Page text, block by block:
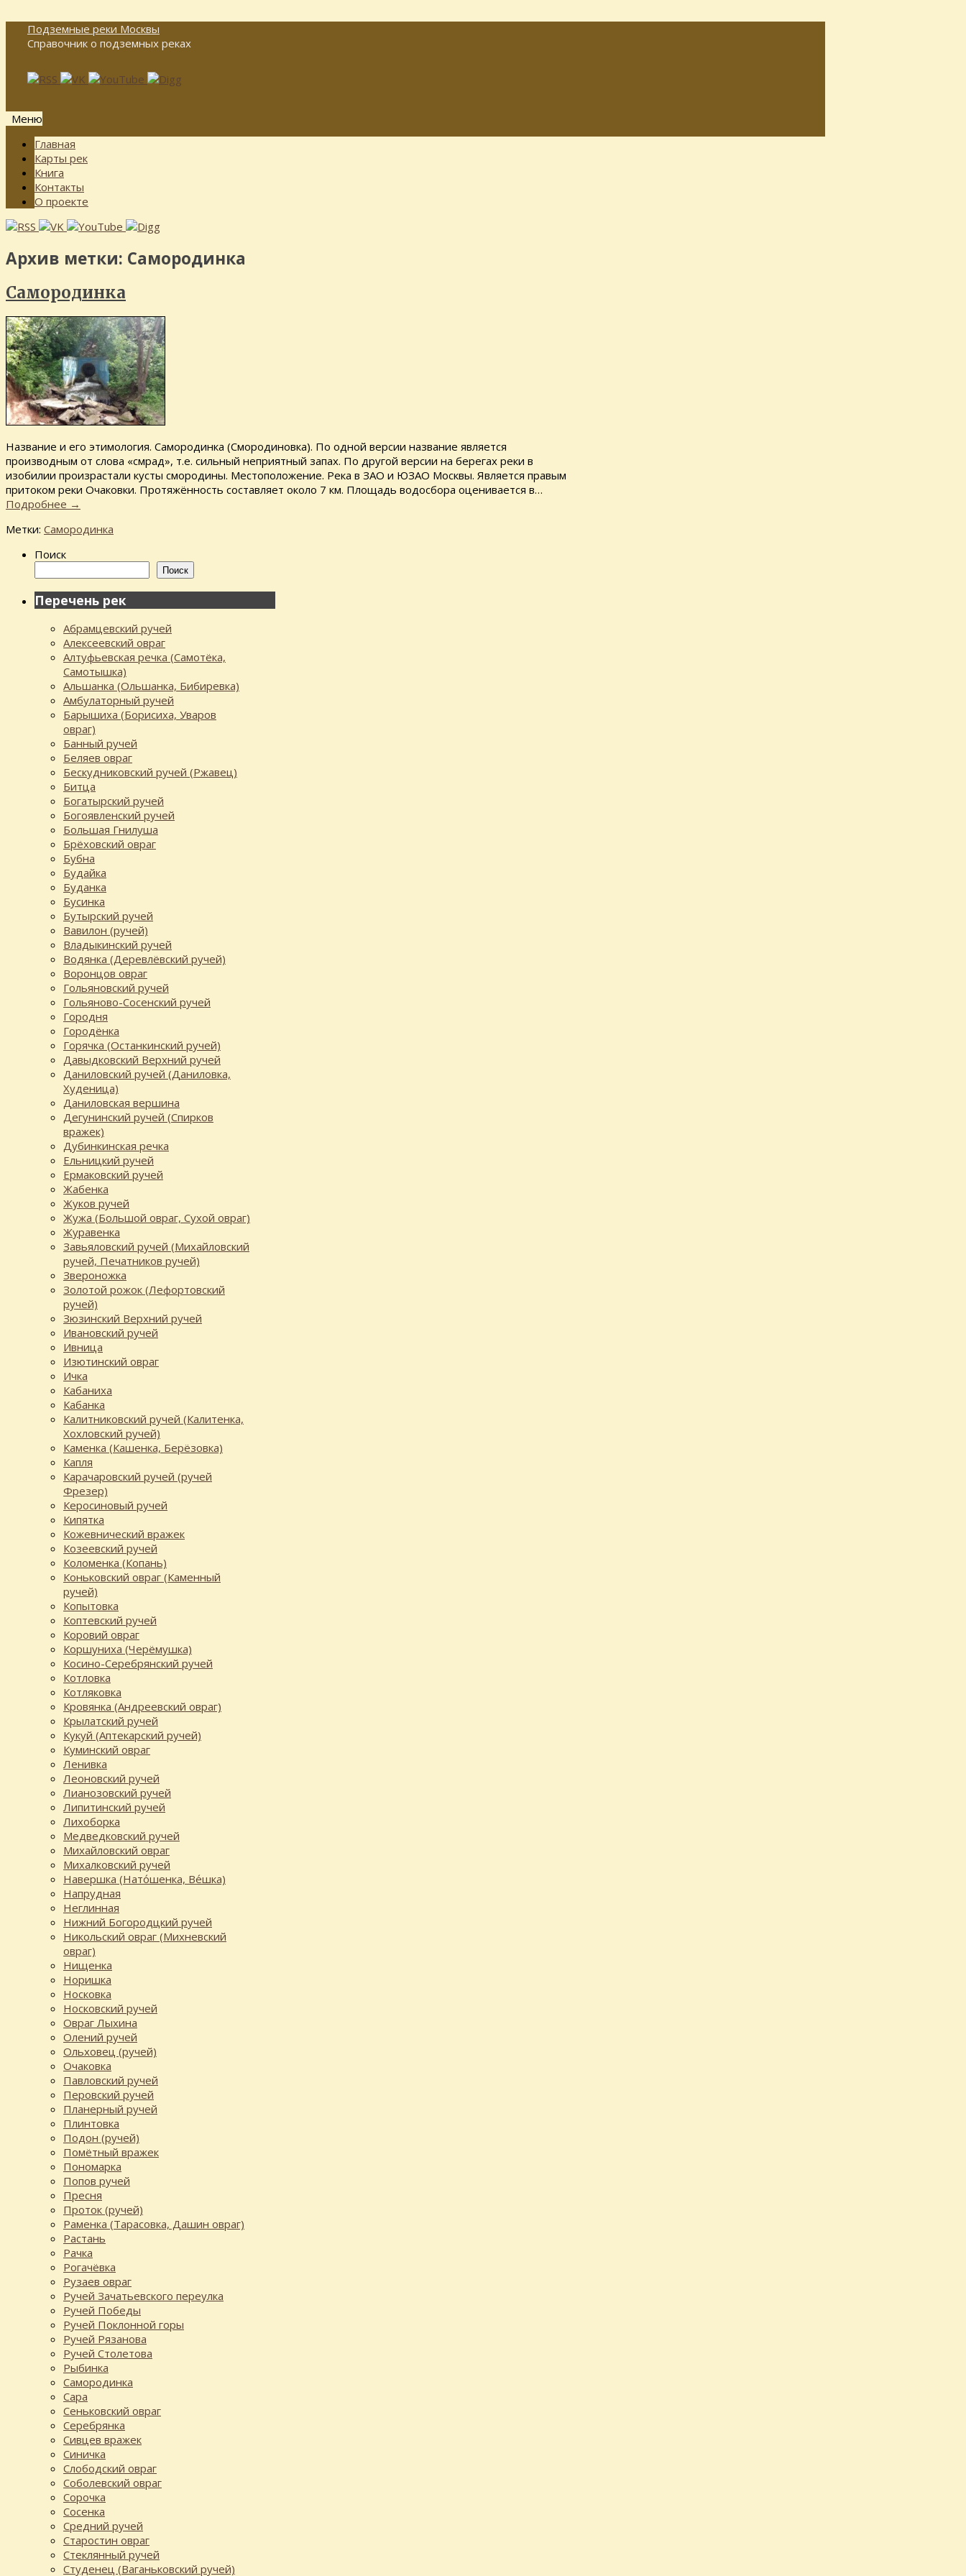
Подземные реки Москвы
Справочник о подземных реках
Меню
Перейти
содержимому
Главная
Карты рек
Книга
Контакты
О проекте
Архив метки: Самородинка
Самородинка
Название и его этимология. Самородинка (Смородиновка). По одной версии название является
производным от слова «смрад», т.е. сильный неприятный запах. По другой версии на берегах реки в
изобилии произрастали кусты смородины. Местоположение. Река в ЗАО и ЮЗАО Москвы. Является правым
притоком реки Очаковки. Протяжённость составляет около 7 км. Площадь водосбора оценивается в…
Подробнее →
Метки: Самородинка
Поиск
Поиск
Перечень рек
Абрамцевский ручей
Алексеевский овраг
Алтуфьевская речка (Самотёка,
Самотышка)
Альшанка (Ольшанка, Бибиревка)
Амбулаторный ручей
Барышиха (Борисиха, Уваров
овраг)
Банный ручей
Беляев овраг
Бескудниковский ручей (Ржавец)
Битца
Богатырский ручей
Богоявленский ручей
Большая Гнилуша
Брёховский овраг
Бубна
Будайка
Буданка
Бусинка
Бутырский ручей
Вавилон (ручей)
Владыкинский ручей
Водянка (Деревлёвский ручей)
Воронцов овраг
Гольяновский ручей
Гольяново-Сосенский ручей
Городня
Городёнка
Горячка (Останкинский ручей)
Давыдковский Верхний ручей
Даниловский ручей (Даниловка,
Худеница)
Даниловская вершина
Дегунинский ручей (Спирков
вражек)
Дубинкинская речка
Ельницкий ручей
Ермаковский ручей
Жабенка
Жуков ручей
Жужа (Большой овраг, Сухой овраг)
Журавенка
Завьяловский ручей (Михайловский
ручей, Печатников ручей)
Звероножка
Золотой рожок (Лефортовский
ручей)
Зюзинский Верхний ручей
Ивановский ручей
Ивница
Изютинский овраг
Ичка
Кабаниха
Кабанка
Калитниковский ручей (Калитенка,
Хохловский ручей)
Каменка (Кашенка, Берёзовка)
Капля
Карачаровский ручей (ручей
Фрезер)
Керосиновый ручей
Кипятка
Кожевнический вражек
Козеевский ручей
Коломенка (Копань)
Коньковский овраг (Каменный
ручей)
Копытовка
Коптевский ручей
Коровий овраг
Коршуниха (Черёмушка)
Косино-Серебрянский ручей
Котловка
Котляковка
Кровянка (Андреевский овраг)
Крылатский ручей
Кукуй (Аптекарский ручей)
Куминский овраг
Ленивка
Леоновский ручей
Лианозовский ручей
Липитинский ручей
Лихоборка
Медведковский ручей
Михайловский овраг
Михалковский ручей
Навершка (Нато́шенка, Ве́шка)
Напрудная
Неглинная
Нижний Богородцкий ручей
Никольский овраг (Михневский
овраг)
Нищенка
Норишка
Носковка
Носковский ручей
Овраг Лыхина
Олений ручей
Ольховец (ручей)
Очаковка
Павловский ручей
Перовский ручей
Планерный ручей
Плинтовка
Подон (ручей)
Помётный вражек
Пономарка
Попов ручей
Пресня
Проток (ручей)
Раменка (Тарасовка, Дашин овраг)
Растань
Рачка
Рогачёвка
Рузаев овраг
Ручей Зачатьевского переулка
Ручей Победы
Ручей Поклонной горы
Ручей Рязанова
Ручей Столетова
Рыбинка
Самородинка
Сара
Сеньковский овраг
Серебрянка
Сивцев вражек
Синичка
Слободский овраг
Соболевский овраг
Сорочка
Сосенка
Средний ручей
Старостин овраг
Стеклянный ручей
Студенец (Ваганьковский ручей)